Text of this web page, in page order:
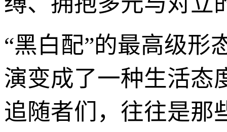
“黑白配”的最高级形
演变成了一种生活态
追随者们，往往是那